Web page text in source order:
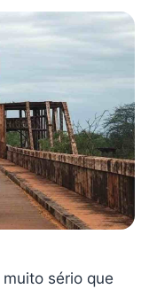
sério que